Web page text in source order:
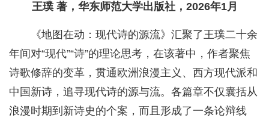
王璞 著，华东师范大学出版社，2026年1月
《地图在动：现代诗的源流》汇聚了王璞二十余
年间对“现代”“诗”的理论思考，在该著中，作者聚焦
诗歌修辞的变革，贯通欧洲浪漫主义、西方现代派和
中国新诗，追寻现代诗的源与流。各篇章不仅囊括从
浪漫时期到新诗史的个案，而且形成了一条论辩线